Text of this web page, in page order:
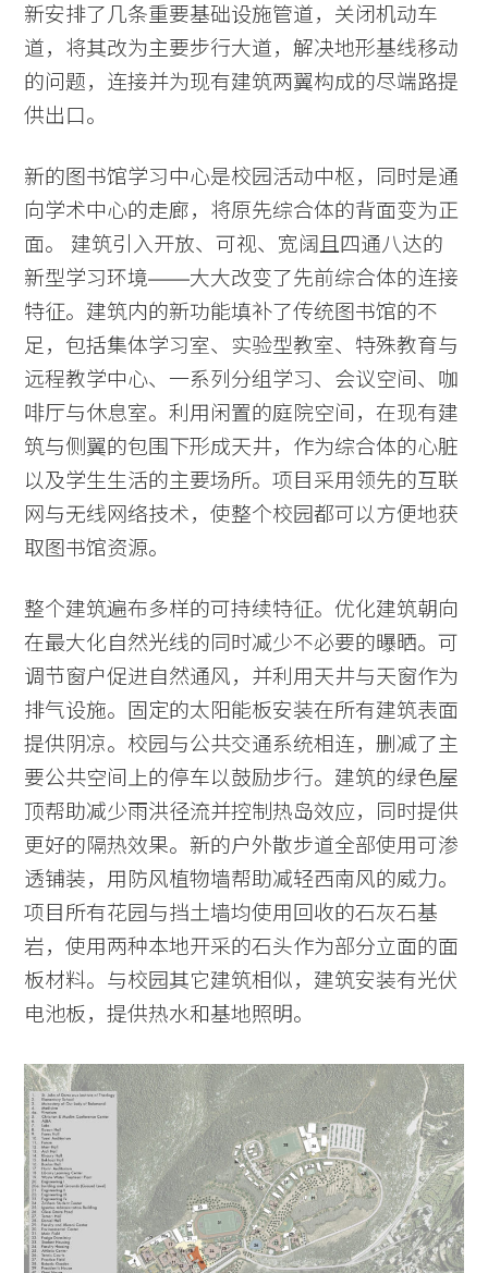
新安排了几条重要基础设施管道，关闭机动车
道，将其改为主要步行大道，解决地形基线移动
的问题，连接并为现有建筑两翼构成的尽端路提
供出口。
新的图书馆学习中心是校园活动中枢，同时是通
向学术中心的走廊，将原先综合体的背面变为正
面。 建筑引入开放、可视、宽阔且四通八达的
新型学习环境——大大改变了先前综合体的连接
特征。建筑内的新功能填补了传统图书馆的不
足，包括集体学习室、实验型教室、特殊教育与
远程教学中心、一系列分组学习、会议空间、咖
啡厅与休息室。利用闲置的庭院空间，在现有建
筑与侧翼的包围下形成天井，作为综合体的心脏
以及学生生活的主要场所。项目采用领先的互联
网与无线网络技术，使整个校园都可以方便地获
取图书馆资源。
整个建筑遍布多样的可持续特征。优化建筑朝向
在最大化自然光线的同时减少不必要的曝晒。可
调节窗户促进自然通风，并利用天井与天窗作为
排气设施。固定的太阳能板安装在所有建筑表面
提供阴凉。校园与公共交通系统相连，删减了主
要公共空间上的停车以鼓励步行。建筑的绿色屋
顶帮助减少雨洪径流并控制热岛效应，同时提供
更好的隔热效果。新的户外散步道全部使用可渗
透铺装，用防风植物墙帮助减轻西南风的威力。
项目所有花园与挡土墙均使用回收的石灰石基
岩，使用两种本地开采的石头作为部分立面的面
板材料。与校园其它建筑相似，建筑安装有光伏
电池板，提供热水和基地照明。
Practice
Projects